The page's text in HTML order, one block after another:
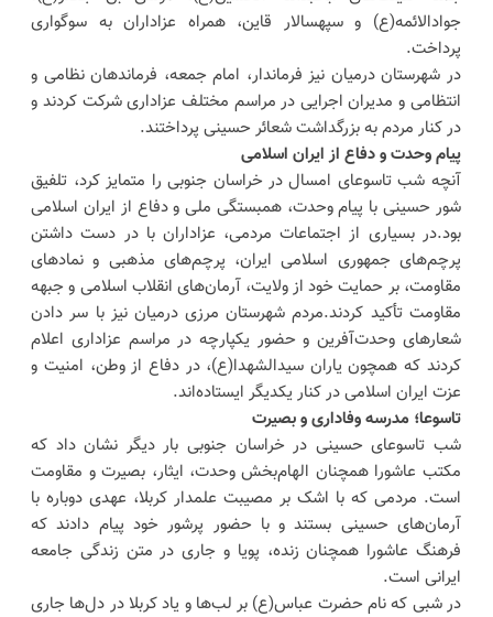
جوادالائمه(ع) و سپهسالار قاین، همراه عزاداران به سوگواری
پرداخت.
در شهرستان درمیان نیز فرماندار، امام جمعه، فرماندهان نظامی و
انتظامی و مدیران اجرایی در مراسم مختلف عزاداری شرکت کردند و
در کنار مردم به بزرگداشت شعائر حسینی پرداختند.
پیام وحدت و دفاع از ایران اسلامی
آنچه شب تاسوعای امسال در خراسان جنوبی را متمایز کرد، تلفیق
شور حسینی با پیام وحدت، همبستگی ملی و دفاع از ایران اسلامی
بود.در بسیاری از اجتماعات مردمی، عزاداران با در دست داشتن
پرچم‌های جمهوری اسلامی ایران، پرچم‌های مذهبی و نمادهای
مقاومت، بر حمایت خود از ولایت، آرمان‌های انقلاب اسلامی و جبهه
مقاومت تأکید کردند.مردم شهرستان مرزی درمیان نیز با سر دادن
شعارهای وحدت‌آفرین و حضور یکپارچه در مراسم عزاداری اعلام
کردند که همچون یاران سیدالشهدا(ع)، در دفاع از وطن، امنیت و
عزت ایران اسلامی در کنار یکدیگر ایستاده‌اند.
تاسوعا؛ مدرسه وفاداری و بصیرت
شب تاسوعای حسینی در خراسان جنوبی بار دیگر نشان داد که
مکتب عاشورا همچنان الهام‌بخش وحدت، ایثار، بصیرت و مقاومت
است. مردمی که با اشک بر مصیبت علمدار کربلا، عهدی دوباره با
آرمان‌های حسینی بستند و با حضور پرشور خود پیام دادند که
فرهنگ عاشورا همچنان زنده، پویا و جاری در متن زندگی جامعه
ایرانی است.
در شبی که نام حضرت عباس(ع) بر لب‌ها و یاد کربلا در دل‌ها جاری